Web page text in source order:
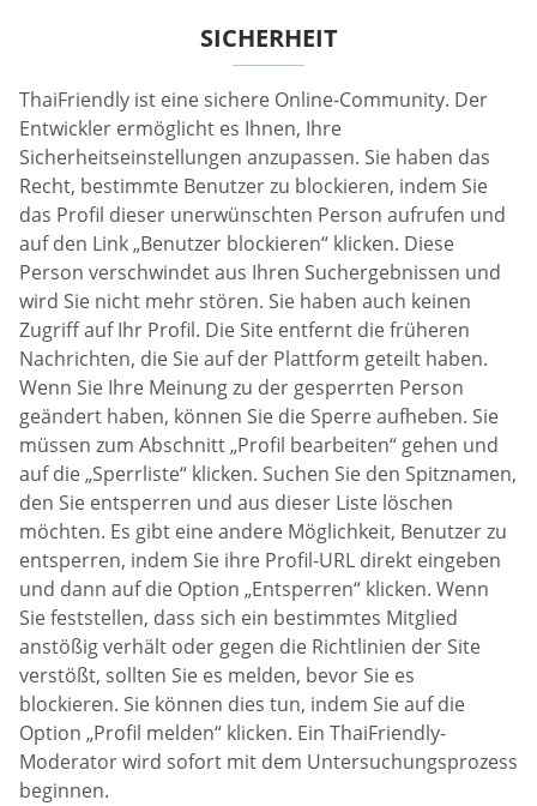
SICHERHEIT
ThaiFriendly ist eine sichere Online-Community. Der
Entwickler ermöglicht es Ihnen, Ihre
Sicherheitseinstellungen anzupassen. Sie haben das
Recht, bestimmte Benutzer zu blockieren, indem Sie
das Profil dieser unerwünschten Person aufrufen und
auf den Link „Benutzer blockieren“ klicken. Diese
Person verschwindet aus Ihren Suchergebnissen und
wird Sie nicht mehr stören. Sie haben auch keinen
Zugriff auf Ihr Profil. Die Site entfernt die früheren
Nachrichten, die Sie auf der Plattform geteilt haben.
Wenn Sie Ihre Meinung zu der gesperrten Person
geändert haben, können Sie die Sperre aufheben. Sie
müssen zum Abschnitt „Profil bearbeiten“ gehen und
auf die „Sperrliste“ klicken. Suchen Sie den Spitznamen,
den Sie entsperren und aus dieser Liste löschen
möchten. Es gibt eine andere Möglichkeit, Benutzer zu
entsperren, indem Sie ihre Profil-URL direkt eingeben
und dann auf die Option „Entsperren“ klicken. Wenn
Sie feststellen, dass sich ein bestimmtes Mitglied
anstößig verhält oder gegen die Richtlinien der Site
verstößt, sollten Sie es melden, bevor Sie es
blockieren. Sie können dies tun, indem Sie auf die
Option „Profil melden“ klicken. Ein ThaiFriendly-
Moderator wird sofort mit dem Untersuchungsprozess
beginnen.